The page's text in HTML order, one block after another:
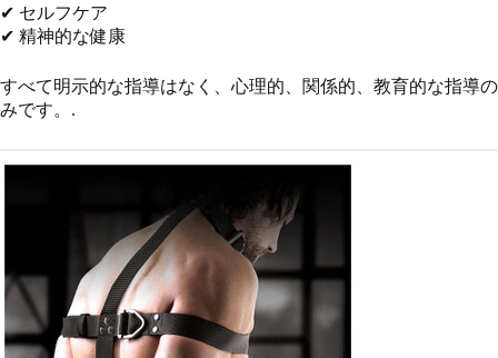
✔ セルフケア
✔ 精神的な健康
すべて明示的な指導はなく、心理的、関係的、教育的な指導の
みです。.